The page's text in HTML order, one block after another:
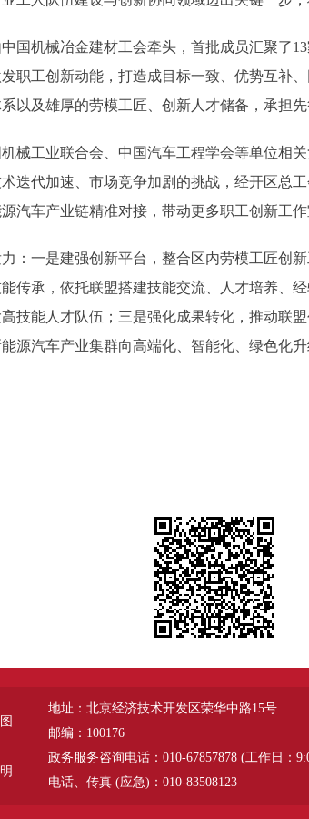
机械冶金建材工会牵头，首批成员汇聚了
职工创新动能，打造成目标一致、优势互补
以及雄厚的劳模工匠、创新人才储备，承担
工业联合会、中国汽车工程学会等单位相
迭代加速、市场竞争加剧的挑战，经开区总
汽车产业链精准对接，带动更多职工创新工作
一是建强创新平台，整合区内劳模工匠创
传承，依托联盟搭建技能交流、人才培养、
技能人才队伍；三是强化成果转化，推动
源汽车产业集群向高端化、智能化、绿色化
地址：北京经济技术开发区荣华中路15号
邮编：100176
政务服务咨询电话：010-67857878 (工作日：
电话、传真 (应急)：010-83508123